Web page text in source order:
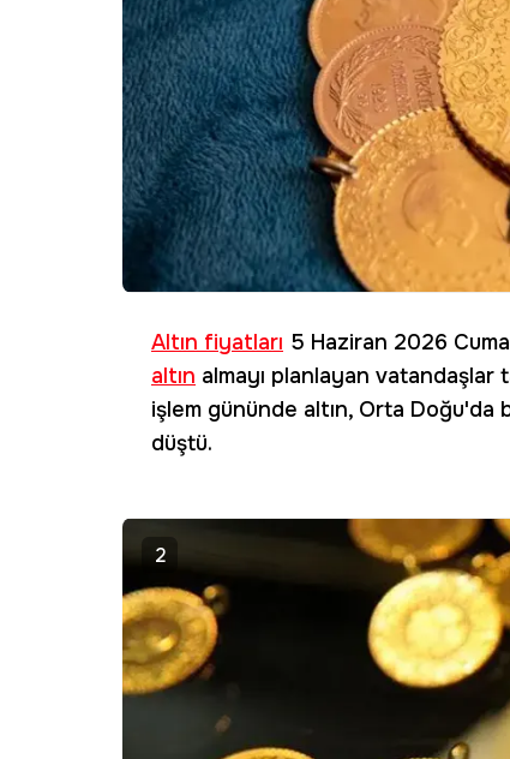
Altın fiyatları 5 Haziran 2026
altın almayı planlayan vatandaşlar
işlem gününde altın, Orta Doğu'da
düştü.
2